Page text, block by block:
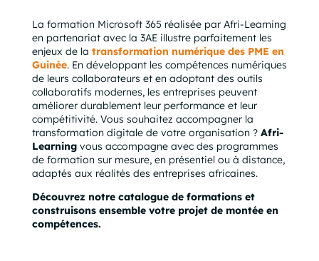
La formation Microsoft 365 réalisée par Afri-Learning
en partenariat avec la 3AE illustre parfaitement les
enjeux de la transformation numérique des PME en
Guinée. En développant les compétences numériques
de leurs collaborateurs et en adoptant des outils
collaboratifs modernes, les entreprises peuvent
améliorer durablement leur performance et leur
compétitivité. Vous souhaitez accompagner la
transformation digitale de votre organisation ? Afri-
Learningvous accompagne avec des programmes
de formation sur mesure, en présentiel ou à distance,
adaptés aux réalités des entreprises africaines.
Découvrez notre catalogue de formations et
construisons ensemble votre projet de montée en
compétences.